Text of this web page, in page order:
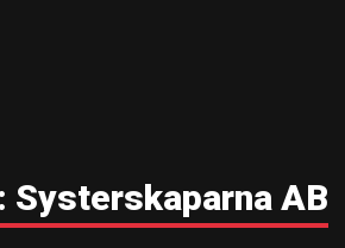
Systerskaparna AB